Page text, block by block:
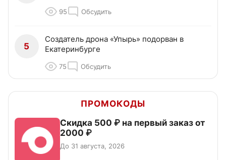
95 Обсудить
5
Создатель дрона «Упырь» подорван в
Екатеринбурге
75 Обсудить
ПРОМОКОДЫ
Скидка 500 ₽ на первый заказ от
2000 ₽
До 31 августа, 2026